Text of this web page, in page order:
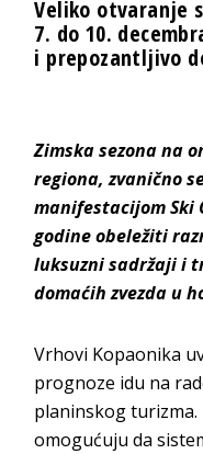
Veliko otvaranje
7. do 10.
i prepozantljivo
Zimska sezona na
regiona, zvanično
manifestacijom Ski
godine obeležiti
luksuzni sadržaji i
domaćih zvezda u
Vrhovi Kopaonika
prognoze idu na
planinskog
omogućuju da